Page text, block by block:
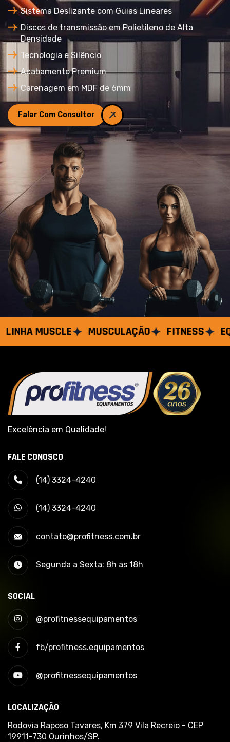
Sistema Deslizante com Guias Lineares
Discos de transmissão em Polietileno de Alta
Densidade
Tecnologia e Silêncio
Acabamento Premium
Carenagem em MDF de 6mm
Falar Com Consultor
MUSCLE MUSCULAÇÃO FITNESS
Excelência em Qualidade!
FALE CONOSCO
(14) 3324-4240
(14) 3324-4240
contato@profitness.com.br
Segunda a Sexta: 8h as 18h
SOCIAL
@profitnessequipamentos
fb/profitness.equipamentos
@profitnessequipamentos
LOCALIZAÇÃO
Rodovia Raposo Tavares, Km 379 Vila Recreio - CEP
19911-730 Ourinhos/SP.